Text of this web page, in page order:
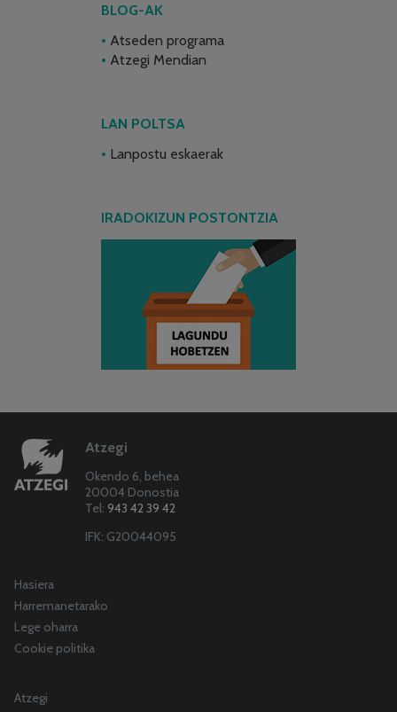
BLOG-AK
Atseden programa
Atzegi Mendian
LAN POLTSA
Lanpostu eskaerak
IRADOKIZUN POSTONTZIA
Atzegi
Okendo 6, behea
20004 Donostia
Tel: 943 42 39 42
IFK: G20044095
Hasiera
Harremanetarako
Lege oharra
Cookie politika
Atzegi